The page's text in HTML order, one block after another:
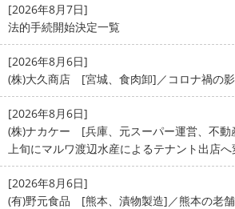
[2026年8月7日]
法的手続開始決定一覧
[2026年8月6日]
(株)大久商店 [宮城、食肉卸]／コロナ禍の
[2026年8月6日]
(株)ナカケー [兵庫、元スーパー運営、不動
上旬にマルワ渡辺水産によるテナント出店
[2026年8月6日]
(有)野元食品 [熊本、漬物製造]／熊本の老